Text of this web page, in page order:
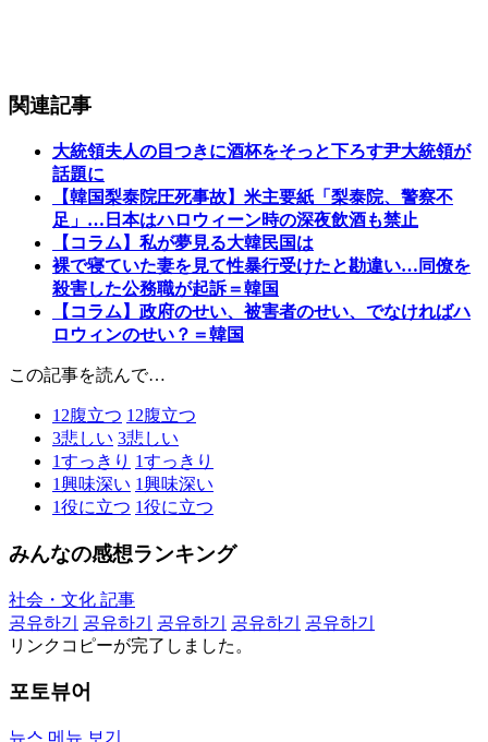
関連記事
大統領夫人の目つきに酒杯をそっと下ろす尹大統領が
話題に
【韓国梨泰院圧死事故】米主要紙「梨泰院、警察不
足」…日本はハロウィーン時の深夜飲酒も禁止
【コラム】私が夢見る大韓民国は
裸で寝ていた妻を見て性暴行受けたと勘違い…同僚を
殺害した公務職が起訴＝韓国
【コラム】政府のせい、被害者のせい、でなければハ
ロウィンのせい？＝韓国
この記事を読んで…
12腹立つ 12腹立つ
3悲しい 3悲しい
1すっきり 1すっきり
1興味深い 1興味深い
1役に立つ 1役に立つ
みんなの感想ランキング
社会・文化 記事
공유하기
공유하기 공유하기 공유하기
공유하기
リンクコピーが完了しました。
포토뷰어
뉴스 메뉴 보기